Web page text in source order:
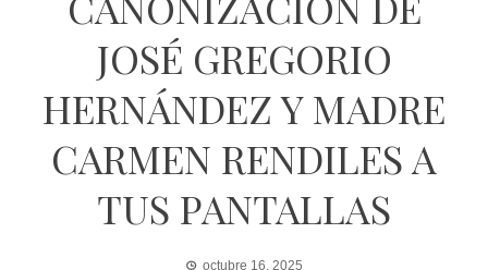
JOSÉ GREGORIO
HERNÁNDEZ Y MADRE
CARMEN RENDILES A
TUS PANTALLAS
octubre 16, 2025